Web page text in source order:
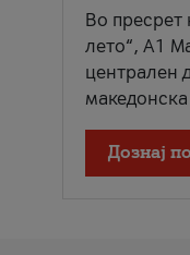
Во пресрет
лето“, А1
централен
Дознај